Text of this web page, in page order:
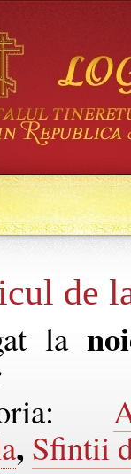
de
la
, Sfintii